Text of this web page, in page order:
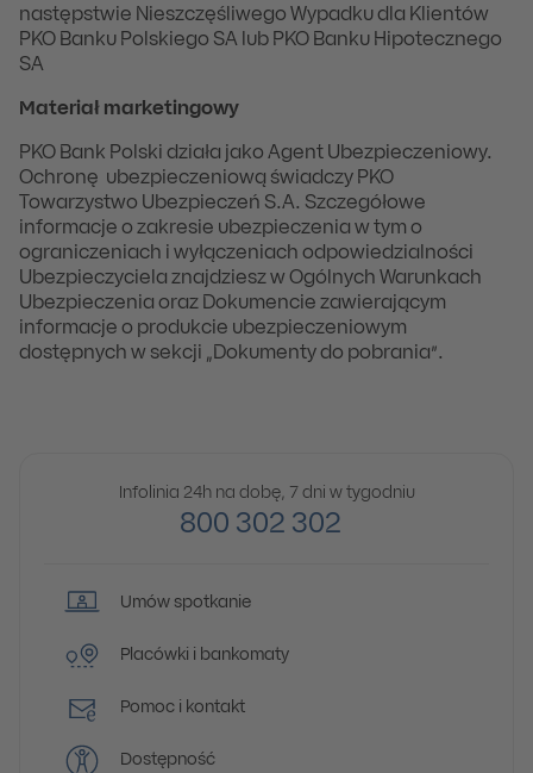
następstwie Nieszczęśliwego Wypadku dla Klientów
PKO Banku Polskiego SA lub PKO Banku Hipotecznego
SA
Materiał marketingowy
PKO Bank Polski działa jako Agent Ubezpieczeniowy.
Ochronę ubezpieczeniową świadczy PKO
Towarzystwo Ubezpieczeń S.A. Szczegółowe
informacje o zakresie ubezpieczenia w tym o
ograniczeniach i wyłączeniach odpowiedzialności
Ubezpieczyciela znajdziesz w Ogólnych Warunkach
Ubezpieczenia oraz Dokumencie zawierającym
informacje o produkcie ubezpieczeniowym
dostępnych w sekcji „Dokumenty do pobrania”.
Infolinia 24h na dobę, 7 dni w tygodniu
800 302 302
Umów spotkanie
Placówki i bankomaty
Pomoc i kontakt
Dostępność